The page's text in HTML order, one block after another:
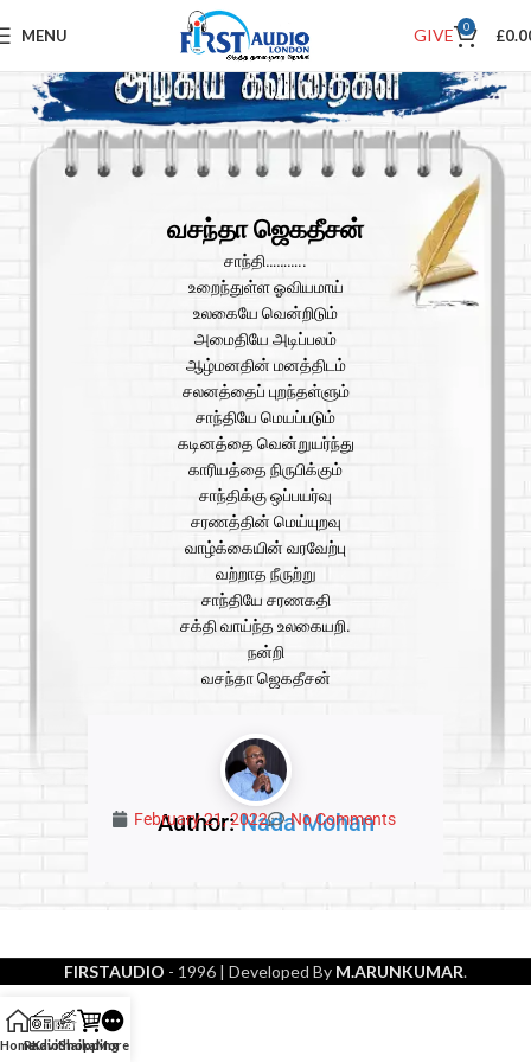
MENU GIVE 0 £
வசந்தா ஜெகதீசன்
சாந்தி………..
உறைந்துள்ள ஓவியமாய்
உலகையே வென்றிடும்
அமைதியே அடிப்பலம்
ஆழ்மனதின் மனத்திடம்
சலனத்தைப் புறந்தள்ளும்
சாந்தியே மெயப்படும்
கடினத்தை வென்றுயர்ந்து
காரியத்தை நிருபிக்கும்
சாந்திக்கு ஒப்பயர்வு
சரணத்தின் மெய்யுறவு
வாழ்க்கையின் வரவேற்பு
வற்றாத நீருற்று
சாந்தியே சரணகதி
சக்தி வாய்ந்த உலகையறி.
நன்றி
வசந்தா ஜெகதீசன்
Author:Nada Mohan
February 21, 2022 No Comments
FIRSTAUDIO - 1996 | Developed By M.ARUNKUMAR.
HomeRadio
Kavithaikal
Shopping
More